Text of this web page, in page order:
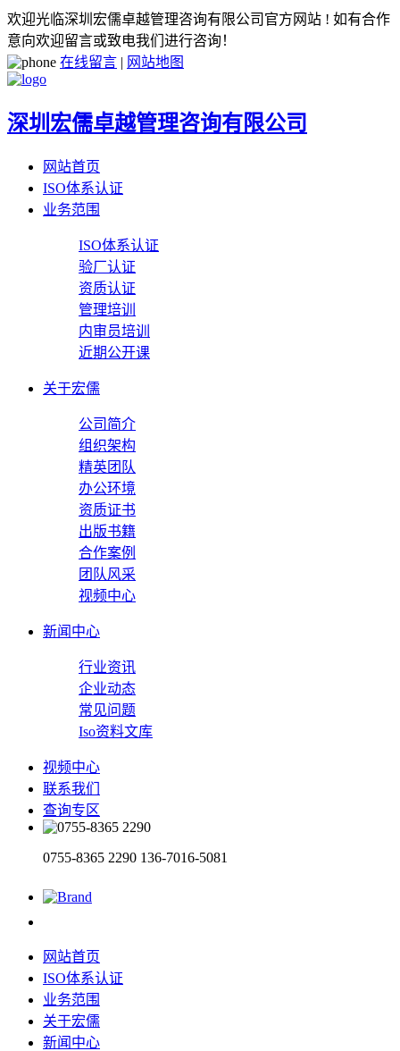
欢迎光临深圳宏儒卓越管理咨询有限公司官方网站 ! 如有合作
意向欢迎留言或致电我们进行咨询！
在线留言 | 网站地图
深圳宏儒卓越管理咨询有限公司
网站首页
ISO体系认证
业务范围
ISO体系认证
验厂认证
资质认证
管理培训
内审员培训
近期公开课
关于宏儒
公司简介
组织架构
精英团队
办公环境
资质证书
出版书籍
合作案例
团队风采
视频中心
新闻中心
行业资讯
企业动态
常见问题
Iso资料文库
视频中心
联系我们
查询专区
0755-8365 2290 136-7016-5081
网站首页
ISO体系认证
业务范围
关于宏儒
新闻中心